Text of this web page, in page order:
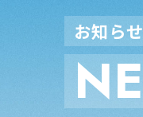
お知らせ
NE